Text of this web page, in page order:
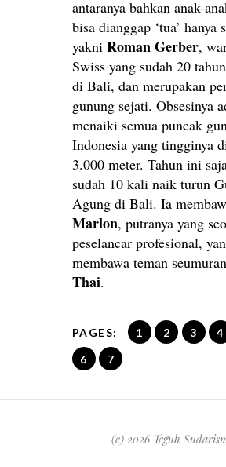
antaranya bahkan anak-
bisa dianggap ‘tua’ hanya
yakni Roman Gerber,
Swiss yang sudah 20
di Bali, dan merupakan
gunung sejati. Obsesinya
menaiki semua puncak
Indonesia yang tingginya
3.000 meter. Tahun ini
sudah 10 kali naik turun
Agung di Bali. Ia
Marlon, putranya yang
peselancar profesional,
membawa teman
Thai.
PAGES: 1 2 3 4
6
7
(c) 2026 Teguh